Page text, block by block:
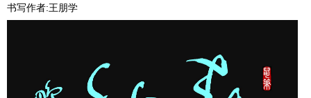
书写作者:王朋学